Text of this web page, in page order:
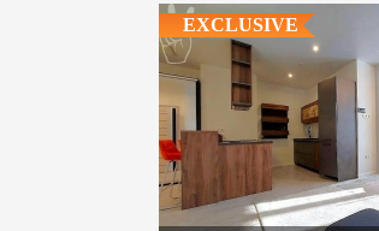
EXCLUSIVE